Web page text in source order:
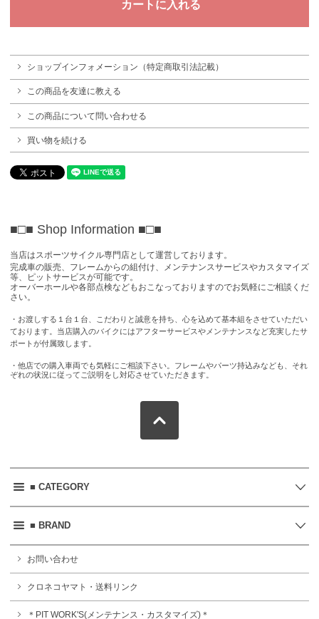
ショップインフォメーション（特定商取引法記載）
この商品を友達に教える
この商品について問い合わせる
買い物を続ける
■□■ Shop Information ■□■
当店はスポーツサイクル専門店として運営しております。
完成車の販売、フレームからの組付け、メンテナンスサービスやカスタマイズ
等、ピットサービスが可能です。
オーバーホールや各部点検などもおこなっておりますのでお気軽にご相談くだ
さい。
・お渡しする１台１台、こだわりと誠意を持ち、心を込めて基本組をさせていただい
ております。当店購入のバイクにはアフターサービスやメンテナンスなど充実したサ
ポートが付属致します。
・他店での購入車両でも気軽にご相談下さい。フレームやパーツ持込みなども、それ
ぞれの状況に従ってご説明をし対応させていただきます。
■ CATEGORY
■ BRAND
お問い合わせ
クロネコヤマト・送料リンク
＊PIT WORK'S(メンテナンス・カスタマイズ)＊